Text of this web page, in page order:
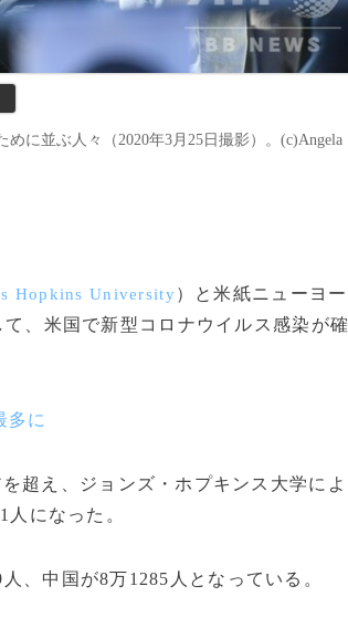
に並ぶ人々（2020年3月25日撮影）。(c)Angela
Hopkins University）と米紙ニューヨー
、米国で新型コロナウイルス感染が確
多に
超え、ジョンズ・ホプキンス大学によ
になった。
、中国が8万1285人となっている。